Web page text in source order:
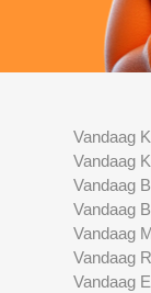
Vandaag
Vandaag
Vandaag
Vandaag
Vandaag
Vandaag
Vandaag